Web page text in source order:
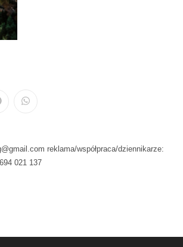
reklama/współpraca/dziennikarze:
021 137